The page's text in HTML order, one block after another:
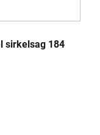
sirkelsag 184